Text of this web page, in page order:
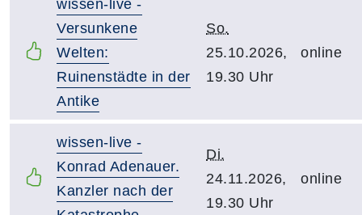
wissen-live -
Versunkene
Welten:
Ruinenstädte in der
Antike
So.
25.10.2026,
19.30 Uhr
online
wissen-live -
Konrad Adenauer.
Kanzler nach der
Di.
24.11.2026,
19.30 Uhr
online